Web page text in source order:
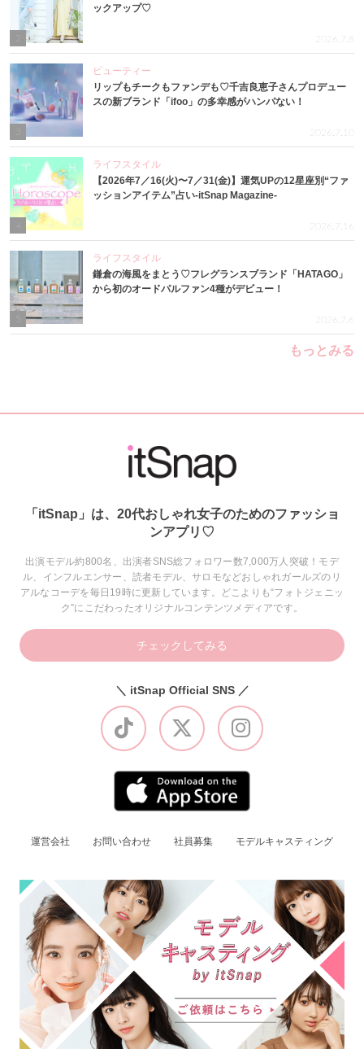
ックアップ♡
2026.7.8
3
ビューティー
リップもチークもファンデも♡千吉良恵子さんプロデュー
スの新ブランド「ifoo」の多幸感がハンパない！
2026.7.10
4
ライフスタイル
【2026年7／16(火)〜7／31(金)】運気UPの12星座別“ファ
ッションアイテム”占い-itSnap Magazine-
2026.7.16
ライフスタイル
鎌倉の海風をまとう♡フレグランスブランド「HATAGO」
から初のオードパルファン4種がデビュー！
2026.7.6
もっとみる
「itSnap」は、20代おしゃれ女子のためのファッショ
ンアプリ♡
出演モデル約800名、出演者SNS総フォロワー数7,000万人突破！モデ
ル、インフルエンサー、読者モデル、サロモなどおしゃれガールズのリ
アルなコーデを毎日19時に更新しています。どこよりも“フォトジェニッ
ク”にこだわったオリジナルコンテンツメディアです。
チェックしてみる
＼ itSnap Official SNS ／
運営会社 お問い合わせ 社員募集 モデルキャスティング